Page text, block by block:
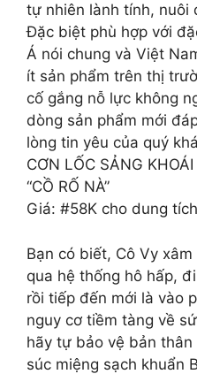
tự nhiên lành tính, nuôi
Đặc biệt phù hợp với
Á nói chung và Việt
ít sản phẩm trên thị
cố gắng nỗ lực không
dòng sản phẩm mới
lòng tin yêu của quý
CƠN LỐC SẢNG
“CỒ RỐ NÀ”
Giá: #58K cho dung
Bạn có biết, Cô Vy
qua hệ thống hô hấp,
rồi tiếp đến mới là vào
nguy cơ tiềm tàng về
hãy tự bảo vệ bản
súc miệng sạch khuẩn